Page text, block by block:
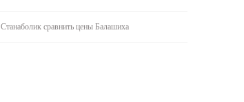
Станаболик сравнить цены Балашиха